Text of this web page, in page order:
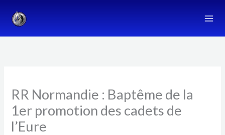
RR Normandie : Baptême de la
1er promotion des cadets de
l’Eure